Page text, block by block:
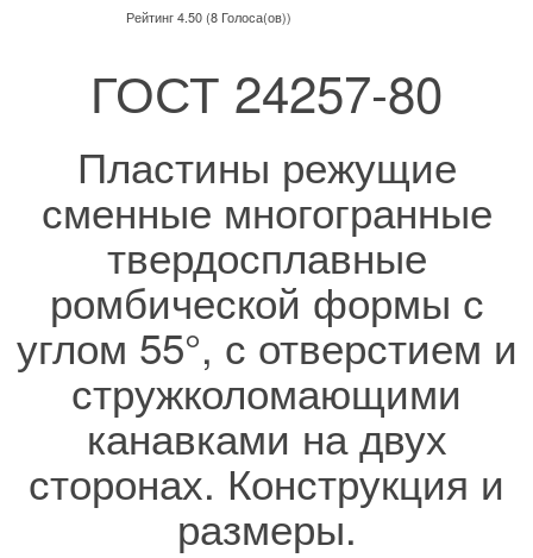
Рейтинг 4.50 (8 Голоса(ов))
ГОСТ 24257-80
Пластины режущие
сменные многогранные
твердосплавные
ромбической формы с
углом 55°, с отверстием и
стружколомающими
канавками на двух
сторонах. Конструкция и
размеры.